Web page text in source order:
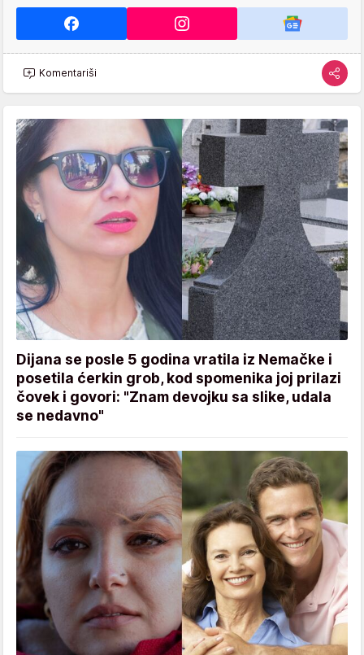
Komentariši
Dijana se posle 5 godina vratila iz Nemačke i
posetila ćerkin grob, kod spomenika joj prilazi
čovek i govori: "Znam devojku sa slike, udala
se nedavno"